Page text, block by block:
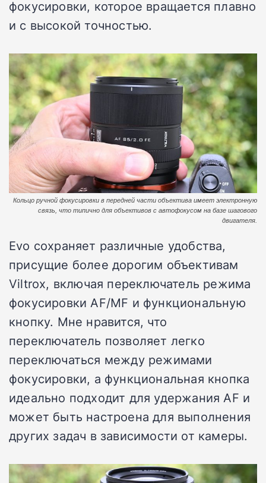
фокусировки, которое вращается плавно
и с высокой точностью.
Кольцо ручной фокусировки в передней части объектива имеет электронную
связь, что типично для объективов с автофокусом на базе шагового
двигателя.
Evo сохраняет различные удобства,
присущие более дорогим объективам
Viltrox, включая переключатель режима
фокусировки AF/MF и функциональную
кнопку. Мне нравится, что
переключатель позволяет легко
переключаться между режимами
фокусировки, а функциональная кнопка
идеально подходит для удержания AF и
может быть настроена для выполнения
других задач в зависимости от камеры.